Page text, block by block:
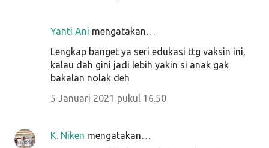
Yanti Ani mengatakan…
Lengkap banget ya seri edukasi ttg vaksin ini,
kalau dah gini jadi lebih yakin si anak gak
bakalan nolak deh
5 Januari 2021 pukul 16.50
K. Niken mengatakan…